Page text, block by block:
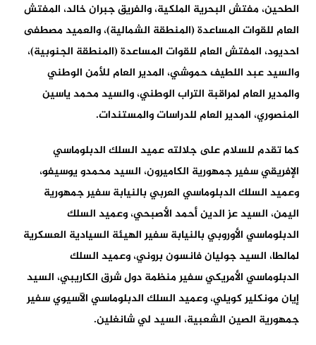
الطحين، مفتش البحرية الملكية، والفريق جبران خالد، المفتش
العام للقوات المساعدة (المنطقة الشمالية)، والعميد مصطفى
احديود، المفتش العام للقوات المساعدة (المنطقة الجنوبية)،
والسيد عبد اللطيف حموشي، المدير العام للأمن الوطني
والمدير العام لمراقبة التراب الوطني، والسيد محمد ياسين
المنصوري، المدير العام للدراسات والمستندات.
كما تقدم للسلام على جلالته عميد السلك الدبلوماسي
الإفريقي سفير جمهورية الكاميرون، السيد محمدو يوسيفو،
وعميد السلك الدبلوماسي العربي بالنيابة سفير جمهورية
اليمن، السيد عز الدين أحمد الأصبحي، وعميد السلك
الدبلوماسي الأوروبي بالنيابة سفير الهيئة السيادية العسكرية
لمالطا، السيد جوليان فانسون بروني، وعميد السلك
الدبلوماسي الأمريكي سفير منظمة دول شرق الكاريبي، السيد
إيان مونكلير كويلي، وعميد السلك الدبلوماسي الآسيوي سفير
جمهورية الصين الشعبية، السيد لي شانغلين.